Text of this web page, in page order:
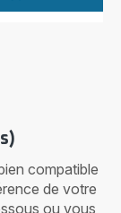
compatible
de votre
ou vous